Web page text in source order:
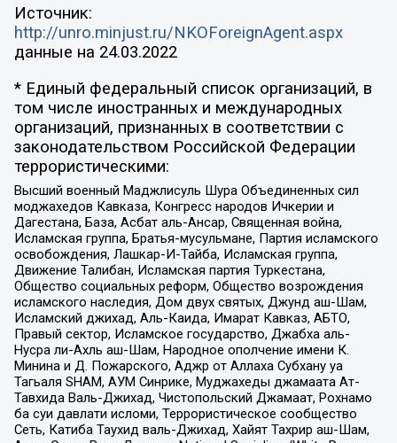
Источник:
http://unro.minjust.ru/NKOForeignAgent.aspx
данные на 24.03.2022
* Единый федеральный список организаций, в
том числе иностранных и международных
организаций, признанных в соответствии с
законодательством Российской Федерации
террористическими:
Высший военный Маджлисуль Шура Объединенных сил
моджахедов Кавказа, Конгресс народов Ичкерии и
Дагестана, База, Асбат аль-Ансар, Священная война,
Исламская группа, Братья-мусульмане, Партия исламского
освобождения, Лашкар-И-Тайба, Исламская группа,
Движение Талибан, Исламская партия Туркестана,
Общество социальных реформ, Общество возрождения
исламского наследия, Дом двух святых, Джунд аш-Шам,
Исламский джихад, Аль-Каида, Имарат Кавказ, АБТО,
Правый сектор, Исламское государство, Джабха аль-
Нусра ли-Ахль аш-Шам, Народное ополчение имени К.
Минина и Д. Пожарского, Аджр от Аллаха Субхану уа
Тагьаля SHAM, АУМ Синрике, Муджахеды джамаата Ат-
Тавхида Валь-Джихад, Чистопольский Джамаат, Рохнамо
ба суи давлати исломи, Террористическое сообщество
Сеть, Катиба Таухид валь-Джихад, Хайят Тахрир аш-Шам,